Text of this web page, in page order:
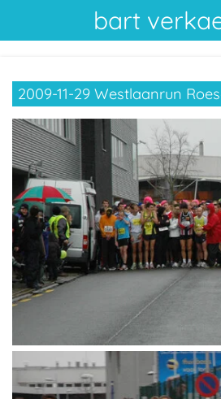
direct
de
hoofdinhoud
bart
2009-11-29 Westlaanrun